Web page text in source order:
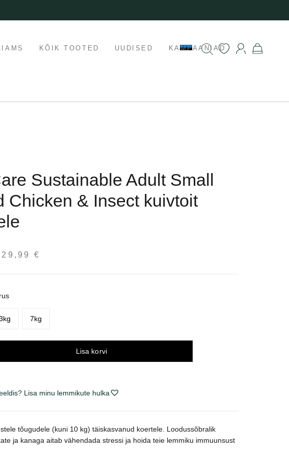
KÕIK TOOTED UUDISED KAMPAANIAD
Sustainable Adult Small
Chicken & Insect kuivtoit
29,99 €
7kg
Lisa korvi
Lisa minu lemmikute hulka
tõugudele (kuni 10 kg) täiskasvanud koertele. Loodussõbralik
ja kanaga aitab vähendada stressi ja hoida teie lemmiku immuunsust